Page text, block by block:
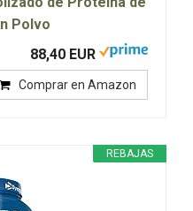
Polvo
88,40 EUR
Comprar en Amazon
REBAJAS